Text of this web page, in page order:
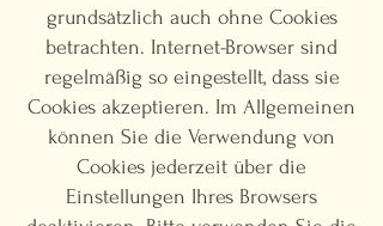
grundsätzlich auch ohne Cookies
betrachten. Internet-Browser sind
regelmäßig so eingestellt, dass sie
Cookies akzeptieren. Im Allgemeinen
können Sie die Verwendung von
Cookies jederzeit über die
Einstellungen Ihres Browsers